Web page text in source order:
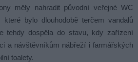
měly nahradit původní veřejné WC
bylo dlouhodobě terčem vandalů
tehdy dospěla do stavu, kdy zařízení
a návštěvníkům nábřeží i farmářských
toalety.